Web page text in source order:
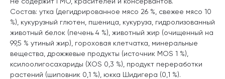
Состав: утка (дегидрированное мясо 26 %, свежее мясо 10
%), кукурузный глютен, пшеница, кукуруза, гидролизованный
животный белок (печень 4 %), животный жир (очищенный на
99,5 % утиный жир), гороховая клетчатка, минеральные
вещества, дрожжевые продукты (источник MOS 1 %),
ксилоолигосахариды (XOS 0,3 %), продукт переработки
растений (шиповник 0,1 %), юкка Шидигера (0,1 %).